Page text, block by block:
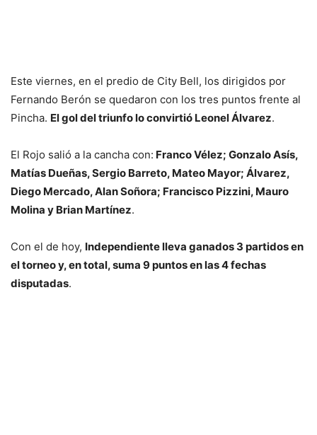
Este viernes, en el predio de City Bell, los dirigidos por
Fernando Berón se quedaron con los tres puntos frente al
Pincha. El gol del triunfo lo convirtió Leonel Álvarez.
El Rojo salió a la cancha con: Franco Vélez; Gonzalo Asís,
Matías Dueñas, Sergio Barreto, Mateo Mayor; Álvarez,
Diego Mercado, Alan Soñora; Francisco Pizzini, Mauro
Molina y Brian Martínez.
Con el de hoy, Independiente lleva ganados 3 partidos en
el torneo y, en total, suma 9 puntos en las 4 fechas
disputadas.